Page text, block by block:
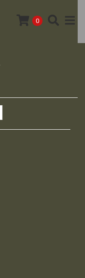
0